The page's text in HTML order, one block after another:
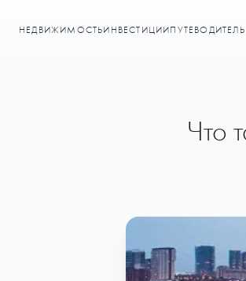
НЕДВИЖИМОСТЬИНВЕСТИЦИИПУТЕВОДИТЕЛЬ
Что